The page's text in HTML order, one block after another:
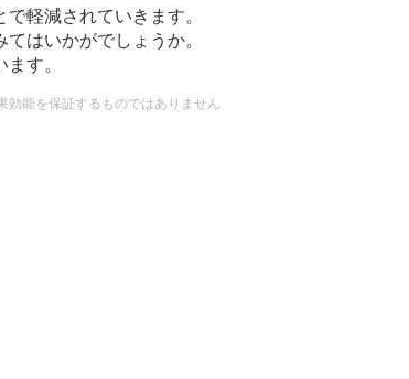
軽減されていきます。
はいかがでしょうか。
す。
効能を保証するものではありません